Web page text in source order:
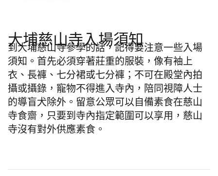
大埔慈山寺入場須知
到大埔慈山寺參學的話，記得要注意一些入場
須知。首先必須穿著莊重的服裝，像有袖上
衣、長褲、七分裙或七分褲；不可在殿堂內拍
攝或攝錄，寵物不得進入寺內，陪同視障人士
的導盲犬除外。留意公眾可以自備素食在慈山
寺食齋，只要到寺內指定範圍可以享用，慈山
寺沒有對外供應素食。